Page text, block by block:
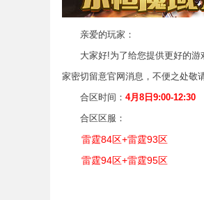
亲爱的玩家：
大家好!为了给您提供更好的游戏
家密切留意官网消息，不便之处敬
合区时间： 4月8日9:00-12:30
合区区服：
雷霆84区+雷霆93区
雷霆94区+雷霆95区